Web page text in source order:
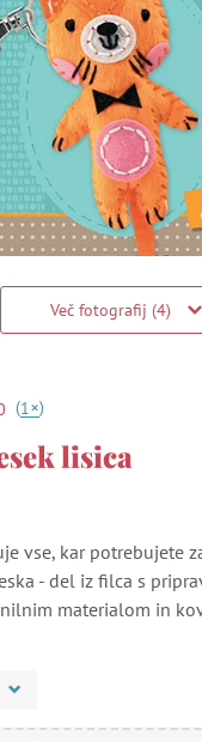
Več fotografij (4)
(1+)
lisica
vse, kar potrebujete
- del iz filca s
materialom in